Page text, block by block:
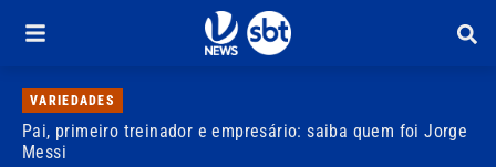
VARIEDADES
Pai, primeiro treinador e empresário: saiba quem foi Jorge
Messi